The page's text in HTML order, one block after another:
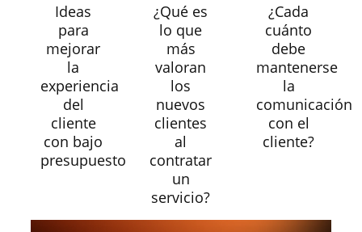
Ideas
para
mejorar
la
experiencia
del
cliente
con bajo
presupuesto
¿Qué es
lo que
más
valoran
los
nuevos
clientes
al
contratar
un
servicio?
¿Cada
cuánto
debe
mantenerse
la
comunicación
con el
cliente?